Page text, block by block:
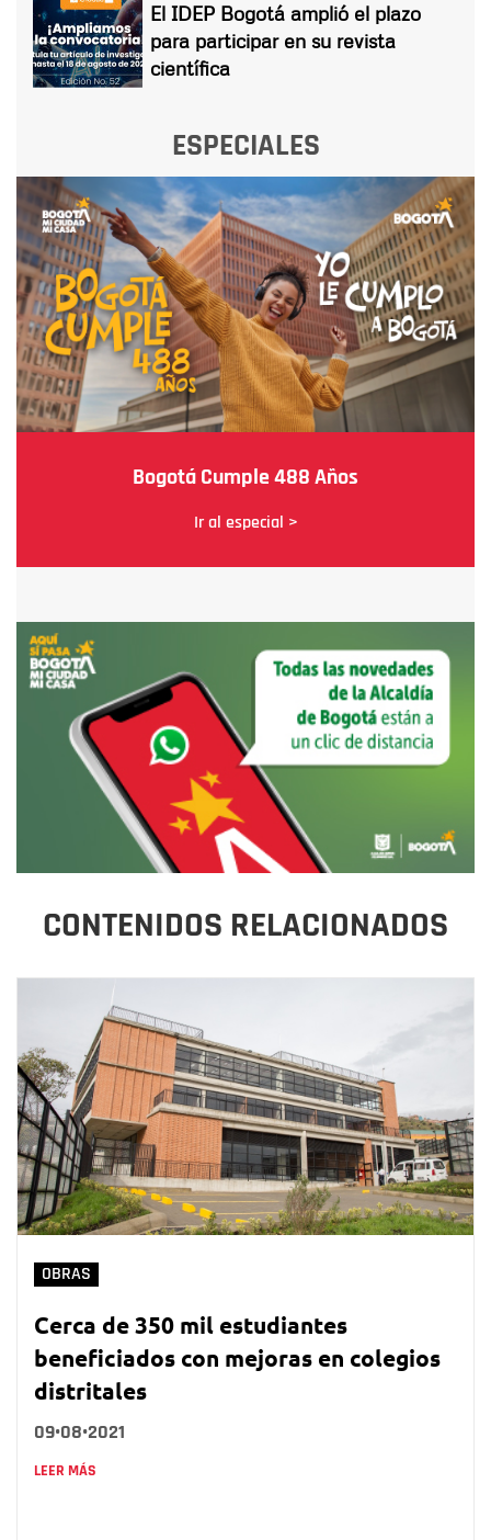
El IDEP Bogotá amplió el plazo
para participar en su revista
científica
ESPECIALES
Bogotá Cumple 488 Años
Ir al especial >
CONTENIDOS RELACIONADOS
OBRAS
Cerca de 350 mil estudiantes
beneficiados con mejoras en colegios
distritales
09•08•2021
LEER MÁS